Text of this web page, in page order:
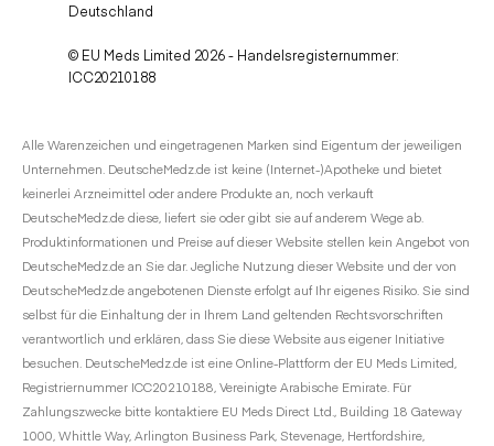
Deutschland
© EU Meds Limited 2026 - Handelsregisternummer:
ICC20210188
Alle Warenzeichen und eingetragenen Marken sind Eigentum der jeweiligen
Unternehmen. DeutscheMedz.de ist keine (Internet-)Apotheke und bietet
keinerlei Arzneimittel oder andere Produkte an, noch verkauft
DeutscheMedz.de diese, liefert sie oder gibt sie auf anderem Wege ab.
Produktinformationen und Preise auf dieser Website stellen kein Angebot von
DeutscheMedz.de an Sie dar. Jegliche Nutzung dieser Website und der von
DeutscheMedz.de angebotenen Dienste erfolgt auf Ihr eigenes Risiko. Sie sind
selbst für die Einhaltung der in Ihrem Land geltenden Rechtsvorschriften
verantwortlich und erklären, dass Sie diese Website aus eigener Initiative
besuchen. DeutscheMedz.de ist eine Online-Plattform der EU Meds Limited,
Registriernummer ICC20210188, Vereinigte Arabische Emirate. Für
Zahlungszwecke bitte kontaktiere EU Meds Direct Ltd., Building 18 Gateway
1000, Whittle Way, Arlington Business Park, Stevenage, Hertfordshire,